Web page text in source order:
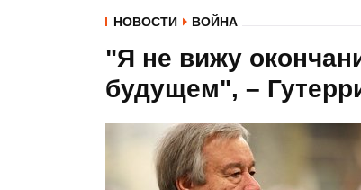
НОВОСТИ ВОЙНА
"Я не вижу
будущем", –